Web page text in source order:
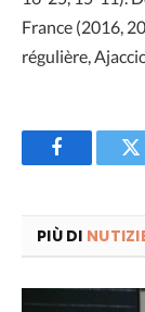
France (2016,
régulière,
Facebook
PIÙ DI